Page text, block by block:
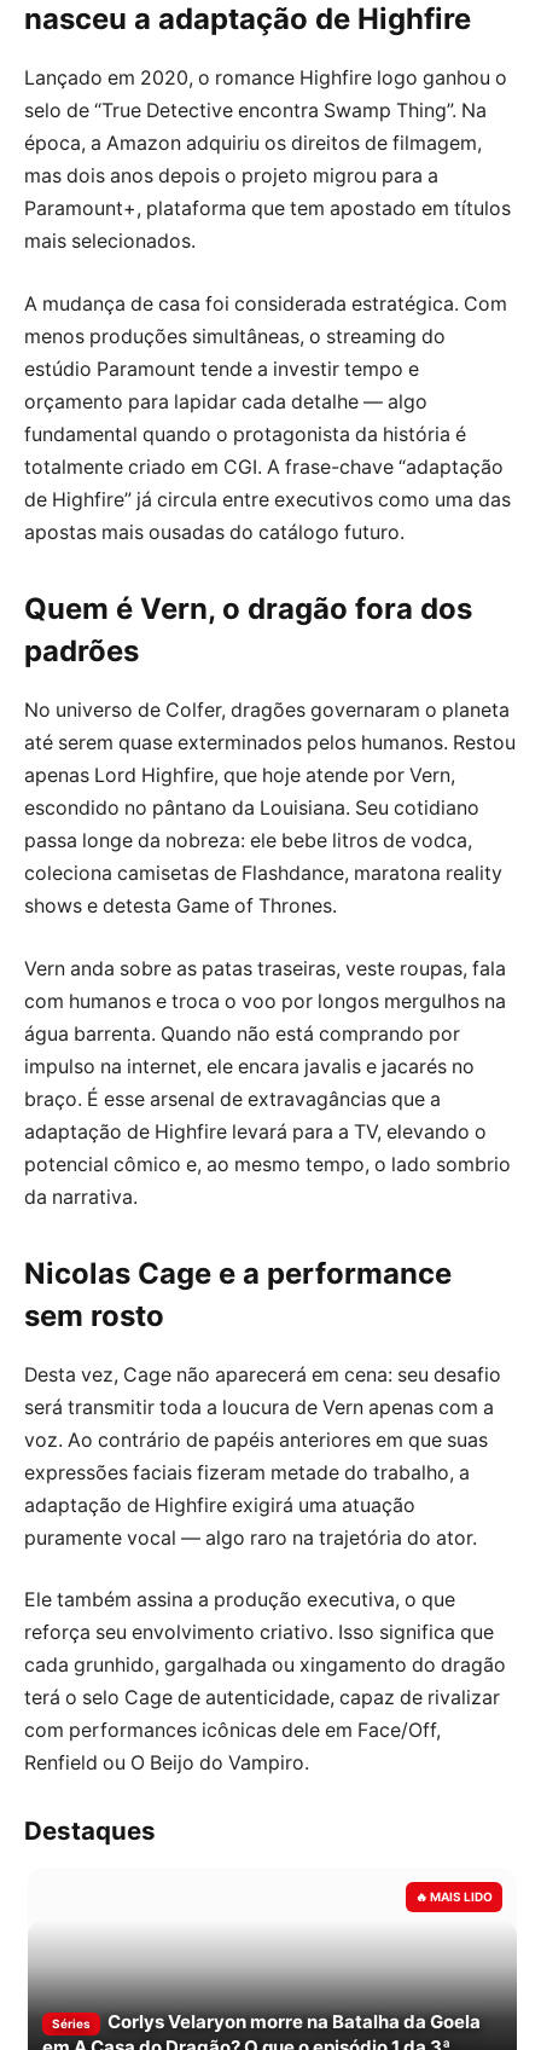
nasceu a adaptação de Highfire
Lançado em 2020, o romance Highfire logo ganhou o
selo de “True Detective encontra Swamp Thing”. Na
época, a Amazon adquiriu os direitos de filmagem,
mas dois anos depois o projeto migrou para a
Paramount+, plataforma que tem apostado em títulos
mais selecionados.
A mudança de casa foi considerada estratégica. Com
menos produções simultâneas, o streaming do
estúdio Paramount tende a investir tempo e
orçamento para lapidar cada detalhe — algo
fundamental quando o protagonista da história é
totalmente criado em CGI. A frase-chave “adaptação
de Highfire” já circula entre executivos como uma das
apostas mais ousadas do catálogo futuro.
Quem é Vern, o dragão fora dos
padrões
No universo de Colfer, dragões governaram o planeta
até serem quase exterminados pelos humanos. Restou
apenas Lord Highfire, que hoje atende por Vern,
escondido no pântano da Louisiana. Seu cotidiano
passa longe da nobreza: ele bebe litros de vodca,
coleciona camisetas de Flashdance, maratona reality
shows e detesta Game of Thrones.
Vern anda sobre as patas traseiras, veste roupas, fala
com humanos e troca o voo por longos mergulhos na
água barrenta. Quando não está comprando por
impulso na internet, ele encara javalis e jacarés no
braço. É esse arsenal de extravagâncias que a
adaptação de Highfire levará para a TV, elevando o
potencial cômico e, ao mesmo tempo, o lado sombrio
da narrativa.
Nicolas Cage e a performance
sem rosto
Desta vez, Cage não aparecerá em cena: seu desafio
será transmitir toda a loucura de Vern apenas com a
voz. Ao contrário de papéis anteriores em que suas
expressões faciais fizeram metade do trabalho, a
adaptação de Highfire exigirá uma atuação
puramente vocal — algo raro na trajetória do ator.
Ele também assina a produção executiva, o que
reforça seu envolvimento criativo. Isso significa que
cada grunhido, gargalhada ou xingamento do dragão
terá o selo Cage de autenticidade, capaz de rivalizar
com performances icônicas dele em Face/Off,
Renfield ou O Beijo do Vampiro.
Destaques
Séries
Corlys Velaryon morre na Batalha da Goela